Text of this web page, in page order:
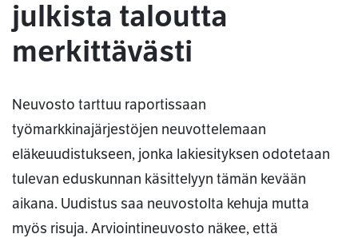
julkista taloutta
merkittävästi
Neuvosto tarttuu raportissaan
työmarkkinajärjestöjen neuvottelemaan
eläkeuudistukseen, jonka lakiesityksen odotetaan
tulevan eduskunnan käsittelyyn tämän kevään
aikana. Uudistus saa neuvostolta kehuja mutta
myös risuja. Arviointineuvosto näkee, että